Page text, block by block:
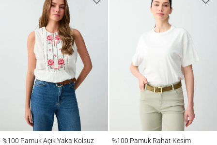
%100 Pamuk Açık Yaka Kolsuz
%100 Pamuk Rahat Kesim